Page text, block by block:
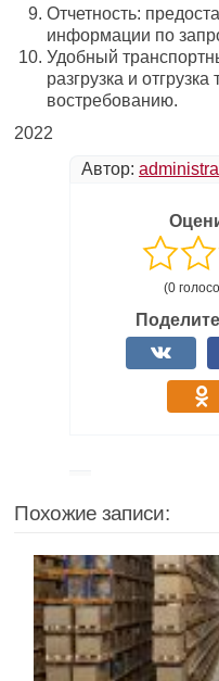
Отчетность:
информации по
Удобный
разгрузка и
востребованию.
2022
Автор:
(0
Похожие записи: